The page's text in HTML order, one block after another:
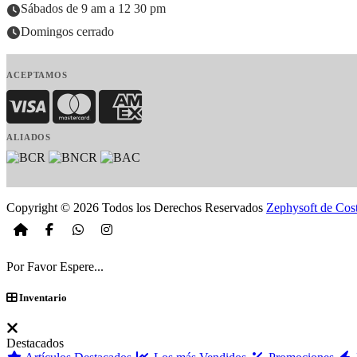
Sábados de 9 am a 12 30 pm
Domingos cerrado
ACEPTAMOS
Visa MasterCardAmerican Express
ALIADOS
Copyright © 2026 Todos los Derechos Reservados Zephysoft de
Por Favor Espere...
Inventario
Destacados